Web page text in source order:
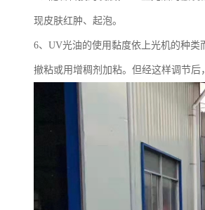
现皮肤红肿、起泡。
6、UV光油的使用黏度依上光机的种
撤粘或用增稠剂加粘。但经这样调节后